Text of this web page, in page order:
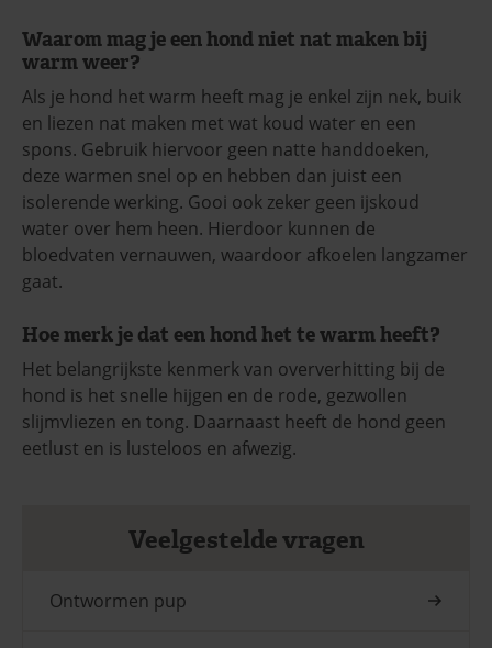
Waarom mag je een hond niet nat maken bij
warm weer?
Als je hond het warm heeft mag je enkel zijn nek, buik
en liezen nat maken met wat koud water en een
spons. Gebruik hiervoor geen natte handdoeken,
deze warmen snel op en hebben dan juist een
isolerende werking. Gooi ook zeker geen ijskoud
water over hem heen. Hierdoor kunnen de
bloedvaten vernauwen, waardoor afkoelen langzamer
gaat.
Hoe merk je dat een hond het te warm heeft?
Het belangrijkste kenmerk van oververhitting bij de
hond is het snelle hijgen en de rode, gezwollen
slijmvliezen en tong. Daarnaast heeft de hond geen
eetlust en is lusteloos en afwezig.
Veelgestelde vragen
Ontwormen pup